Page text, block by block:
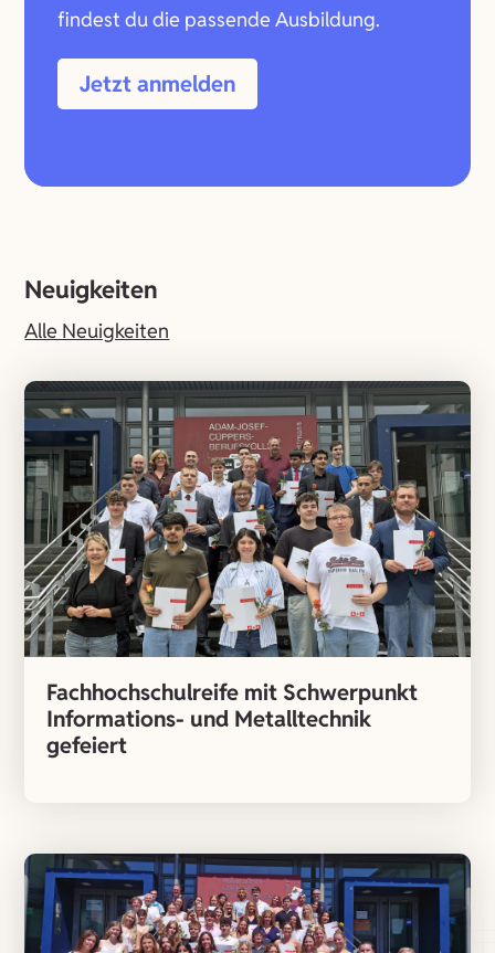
findest du die passende Ausbildung.
Jetzt anmelden
Neuigkeiten
Alle Neuigkeiten
Fachhochschulreife mit Schwerpunkt
Informations- und Metalltechnik
gefeiert